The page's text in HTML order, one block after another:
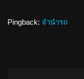
Pingback: จำนำรถ